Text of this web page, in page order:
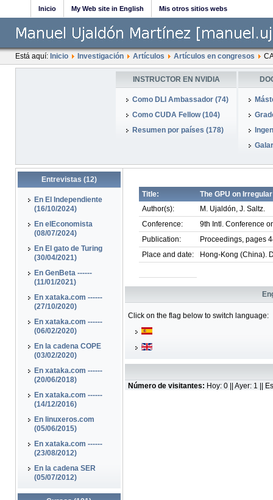
Inicio My Web site in English Mis otros sitios webs
Está aquí: Inicio Investigación Artículos Artículos en congresos
INSTRUCTOR EN NVIDIA
Como DLI Ambassador (74)
Como CUDA Fellow (104)
Resumen por países (178)
Entrevistas (12)
En El Independiente
(16/10/2024)
En elEconomista
(08/07/2024)
En El gato de Turing
(30/04/2021)
En GenBeta ------
(11/01/2021)
En xataka.com ------
(27/10/2020)
En xataka.com ------
(06/02/2020)
En la cadena COPE
(03/02/2020)
En xataka.com ------
(20/06/2018)
En xataka.com ------
(14/12/2016)
En linuxeros.com
(05/06/2015)
En xataka.com ------
(23/08/2012)
En la cadena SER
(05/07/2012)
Title:
The GPU on
Author(s):
M. Ujaldón, J. Saltz.
Conference:
9th Intl. Conference
Publication:
Proceedings, pages
Place and date:
Hong-Kong (China).
Click on the flag below to switch language:
Número de visitantes: Hoy: 0 || Ayer: 1 ||